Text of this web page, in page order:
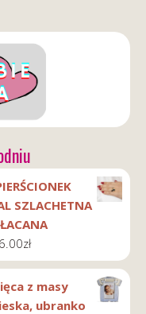
SZLACHETNA
zł
z masy
ubranko